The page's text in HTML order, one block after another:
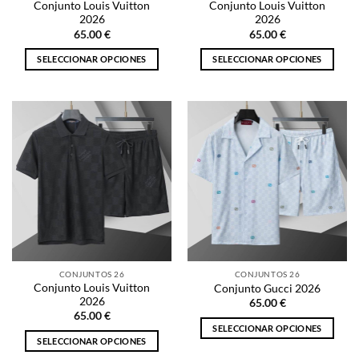
de
producto
de
producto
Conjunto Louis Vuitton
2026
65.00€
SELECCIONAR OPCIONES
tiene
múltiples
variantes.
opciones
pueden
elegir
en
la
página
de
producto
Conjunto Louis Vuitton
2026
65.00€
SELECCIONAR OPCIONES
tiene
múltiples
variantes.
Las
opciones
pueden
elegir
en
la
página
de
CONJUNTOS 26
Conjunto Louis Vuitton
2026
65.00€
SELECCIONAR OPCIONES
CONJUNTOS 26
Conjunto Gucci 2026
65.00€
SELECCIONAR OPCIONES